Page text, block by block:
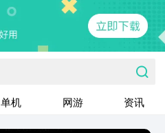
单机 网游 资讯